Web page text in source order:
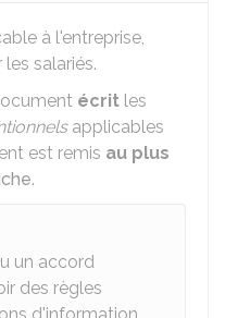
à l'entreprise,
salariés.
écrit les
applicables
est remis au plus
.
un accord
des règles